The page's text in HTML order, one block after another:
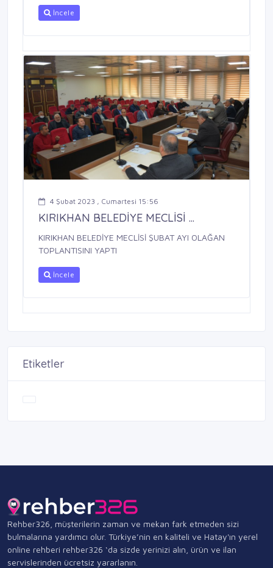
İncele
4 Şubat 2023 , Cumartesi 15:56
KIRIKHAN BELEDİYE MECLİSİ ...
KIRIKHAN BELEDİYE MECLİSİ ŞUBAT AYI OLAĞAN
TOPLANTISINI YAPTI
İncele
Etiketler
Rehber326, müşterilerin zaman ve mekan fark etmeden sizi
bulmalarına yardımcı olur. Türkiye’nin en kaliteli ve Hatay'ın yerel
online rehberi rehber326 ‘da sizde yerinizi alın, ürün ve ilan
servislerinden ücretsiz yararlanın.